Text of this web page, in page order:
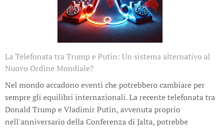
La Telefonata tra Trump e Putin: Un sistema alternativo al
Nuovo Ordine Mondiale?
Nel mondo accadono eventi che potrebbero cambiare per
sempre gli equilibri internazionali. La recente telefonata tra
Donald Trump e Vladimir Putin, avvenuta proprio
nell'anniversario della Conferenza di Jalta, potrebbe